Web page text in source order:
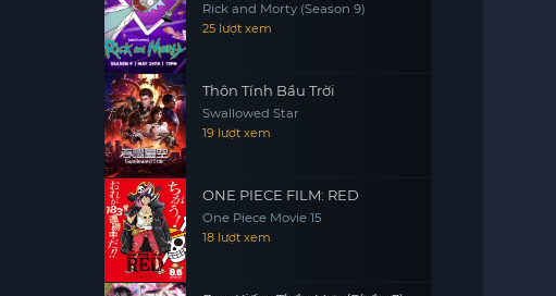
Rick and Morty (Season 9)
25 lượt xem
Thôn Tính Bầu Trời
Swallowed Star
19 lượt xem
ONE PIECE FILM: RED
One Piece Movie 15
18 lượt xem